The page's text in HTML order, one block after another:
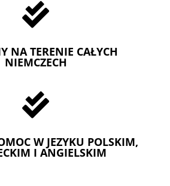

NA TERENIE CAŁYCH
NIEMCZECH

W JEZYKU POLSKIM,
I ANGIELSKIM